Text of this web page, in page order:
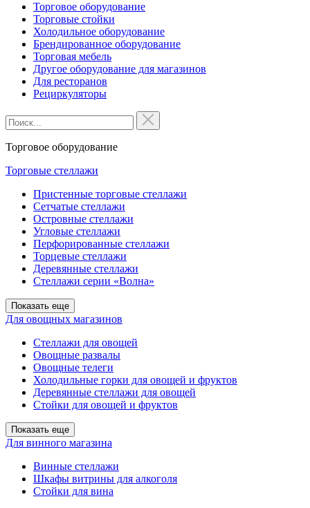
Торговое оборудование
Торговые стойки
Холодильное оборудование
Брендированное оборудование
Торговая мебель
Другое оборудование для магазинов
Для ресторанов
Рециркуляторы
Торговое оборудование
Торговые стеллажи
Пристенные торговые стеллажи
Сетчатые стеллажи
Островные стеллажи
Угловые стеллажи
Перфорированные стеллажи
Торцевые стеллажи
Деревянные стеллажи
Стеллажи серии «Волна»
Показать еще
Для овощных магазинов
Стеллажи для овощей
Овощные развалы
Овощные телеги
Холодильные горки для овощей и фруктов
Деревянные стеллажи для овощей
Стойки для овощей и фруктов
Показать еще
Для винного магазина
Винные стеллажи
Шкафы витрины для алкоголя
Стойки для вина